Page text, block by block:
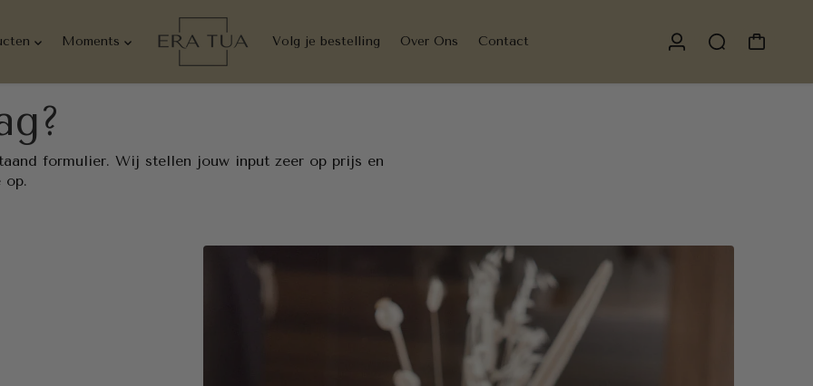
Moments Volg je bestelling Over Ons Contact
formulier. Wij stellen jouw input zeer op prijs en
op.